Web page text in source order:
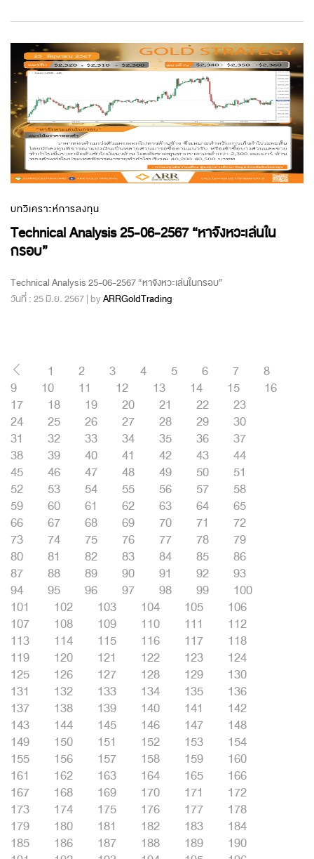
บทวิเคราะห์การลงทุน
Technical Analysis 25-06-2567 “หาจังหวะเล่นใน
กรอบ”
Technical Analysis 25-06-2567 “หาจังหวะเล่นในกรอบ”
วันที่ : 25 มิ.ย. 2567 | byARRGoldTrading
1 2 3 4 5 6 7
8
9
10 11 12 13 14 15
16
17
18 19 20 21 22
23
24
25 26 27 28 29
30
31
32 33 34 35 36
37
38
39 40 41 42 43
44
45
46 47 48 49 50
51
52
53 54 55 56 57
58
59
60 61 62 63 64
65
66
67 68 69 70 71
72
73
74 75 76 77 78
79
80
81 82 83 84 85
86
87
88 89 90 91 92
93
94
95 96 97 98 99
100
101
102 103 104 105
106
107
108 109 110 111
112
113
114 115 116 117
118
119
120 121 122 123
124
125
126 127 128 129
130
131
132 133 134 135
136
137
138 139 140 141
142
143
144 145 146 147
148
149
150 151 152 153
154
155
156 157 158 159
160
161
162 163 164 165
166
167
168 169 170 171
172
173
174 175 176 177
178
179
180 181 182 183
184
185
186 187 188 189
190